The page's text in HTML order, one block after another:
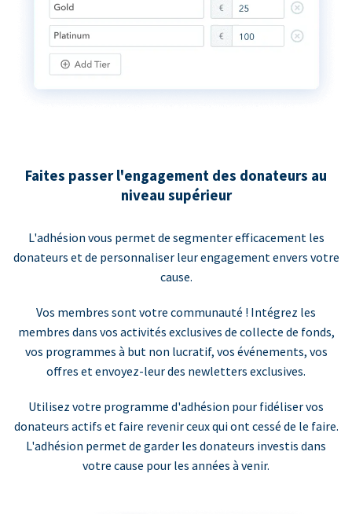
Faites passer l'engagement des donateurs au
niveau supérieur
L'adhésion vous permet de segmenter efficacement les
donateurs et de personnaliser leur engagement envers votre
cause.
Vos membres sont votre communauté ! Intégrez les
membres dans vos activités exclusives de collecte de fonds,
vos programmes à but non lucratif, vos événements, vos
offres et envoyez-leur des newletters exclusives.
Utilisez votre programme d'adhésion pour fidéliser vos
donateurs actifs et faire revenir ceux qui ont cessé de le faire.
L'adhésion permet de garder les donateurs investis dans
votre cause pour les années à venir.